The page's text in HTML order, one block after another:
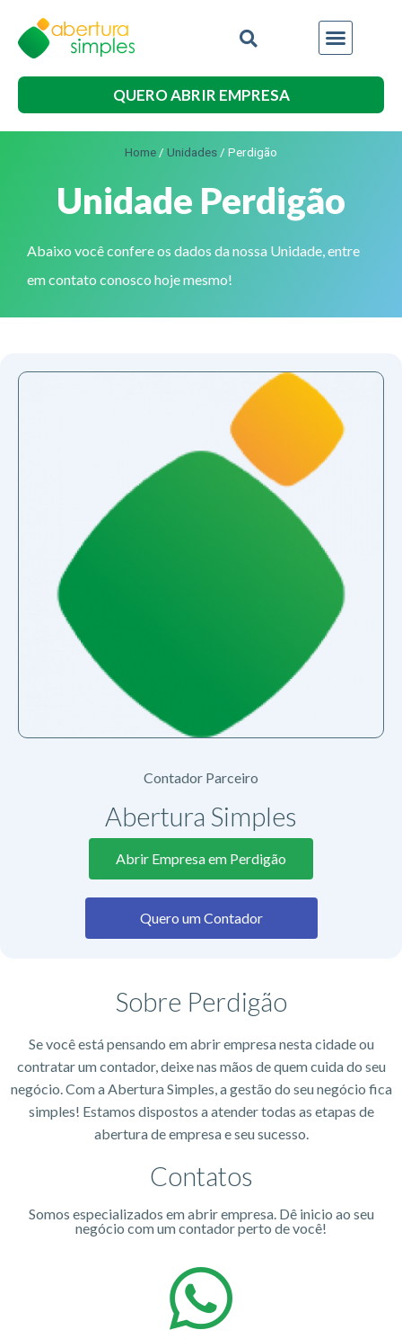
QUERO ABRIR EMPRESA
Home / Unidades / Perdigão
Unidade Perdigão
Abaixo você confere os dados da nossa Unidade, entre
em contato conosco hoje mesmo!
Contador Parceiro
Abertura Simples
Abrir Empresa em Perdigão
Quero um Contador
Sobre Perdigão
Se você está pensando em abrir empresa nesta cidade ou
contratar um contador, deixe nas mãos de quem cuida do seu
negócio. Com a Abertura Simples, a gestão do seu negócio fica
simples! Estamos dispostos a atender todas as etapas de
abertura de empresa e seu sucesso.
Contatos
Somos especializados em abrir empresa. Dê inicio ao seu
negócio com um contador perto de você!